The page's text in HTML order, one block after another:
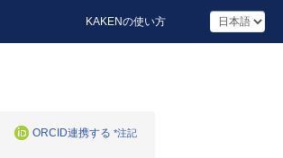
KAKENの使い方
ORCID連携する *注記